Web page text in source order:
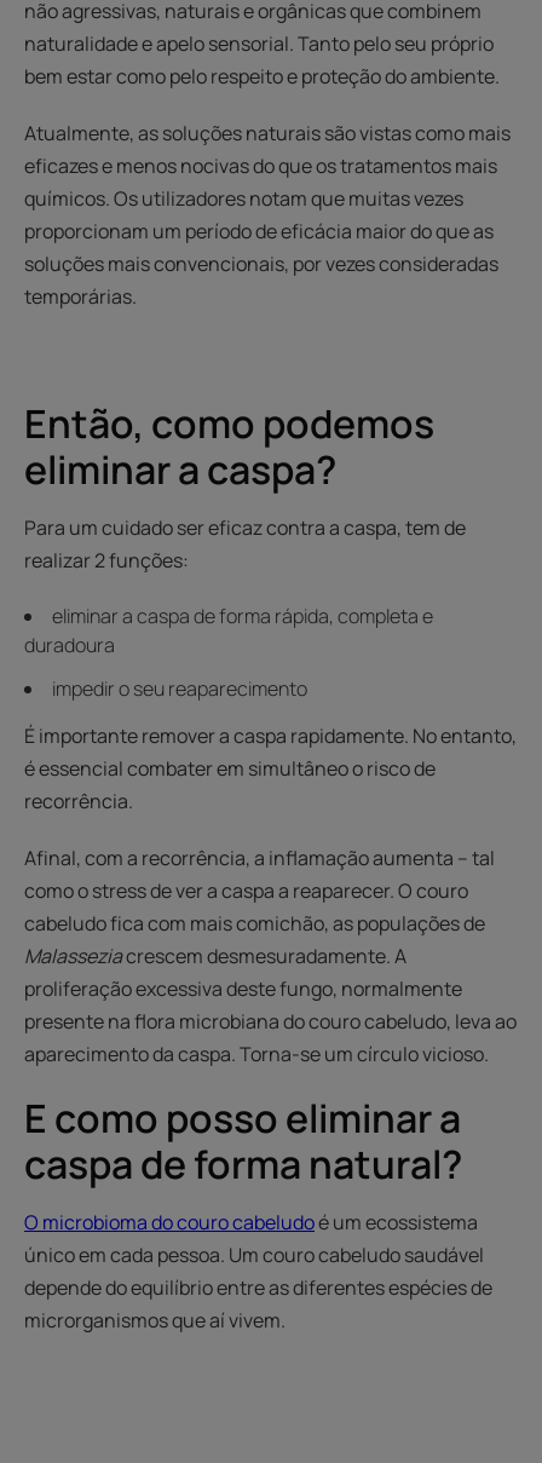
não agressivas, naturais e orgânicas que combinem
naturalidade e apelo sensorial. Tanto pelo seu próprio
bem estar como pelo respeito e proteção do ambiente.
Atualmente, as soluções naturais são vistas como mais
eficazes e menos nocivas do que os tratamentos mais
químicos. Os utilizadores notam que muitas vezes
proporcionam um período de eficácia maior do que as
soluções mais convencionais, por vezes consideradas
temporárias.
Então, como podemos
eliminar a caspa?
Para um cuidado ser eficaz contra a caspa, tem de
realizar 2 funções:
eliminar a caspa de forma rápida, completa e
duradoura
impedir o seu reaparecimento
É importante remover a caspa rapidamente. No entanto,
é essencial combater em simultâneo o risco de
recorrência.
Afinal, com a recorrência, a inflamação aumenta – tal
como o stress de ver a caspa a reaparecer. O couro
cabeludo fica com mais comichão, as populações de
Malasseziacrescem desmesuradamente. A
proliferação excessiva deste fungo, normalmente
presente na flora microbiana do couro cabeludo, leva ao
aparecimento da caspa. Torna-se um círculo vicioso.
E como posso eliminar a
caspa de forma natural?
O microbioma do couro cabeludoé um ecossistema
único em cada pessoa. Um couro cabeludo saudável
depende do equilíbrio entre as diferentes espécies de
microrganismos que aí vivem.